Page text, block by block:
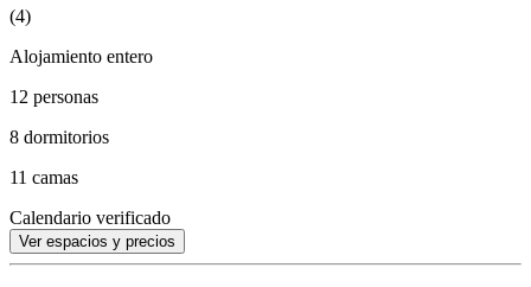
(4)
Alojamiento entero
12 personas
8 dormitorios
11 camas
Calendario verificado
Ver espacios y precios